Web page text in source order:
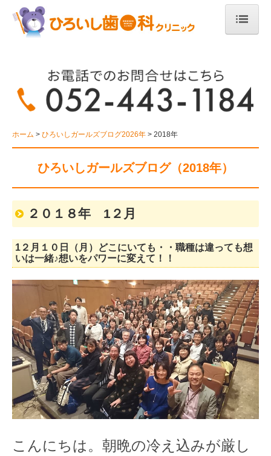
医院紹介
診療案内
一般歯科
在宅医療・歯科訪問診療
矯正歯科
インプラント
審美歯科 アンチエイジング
歯髄細胞バンク
スタッフ紹介
ひろいしガールズブログ2026年
2024年
ホーム ひろいしガールズブログ2026年 2018年
ひろいしガールズブログ（2018年）
２０１８年 1２月
1２月１０日（月）どこにいても・・職種は違っても想
いは一緒♪想いをパワーに変えて！！
こんにちは。朝晩の冷え込みが厳し